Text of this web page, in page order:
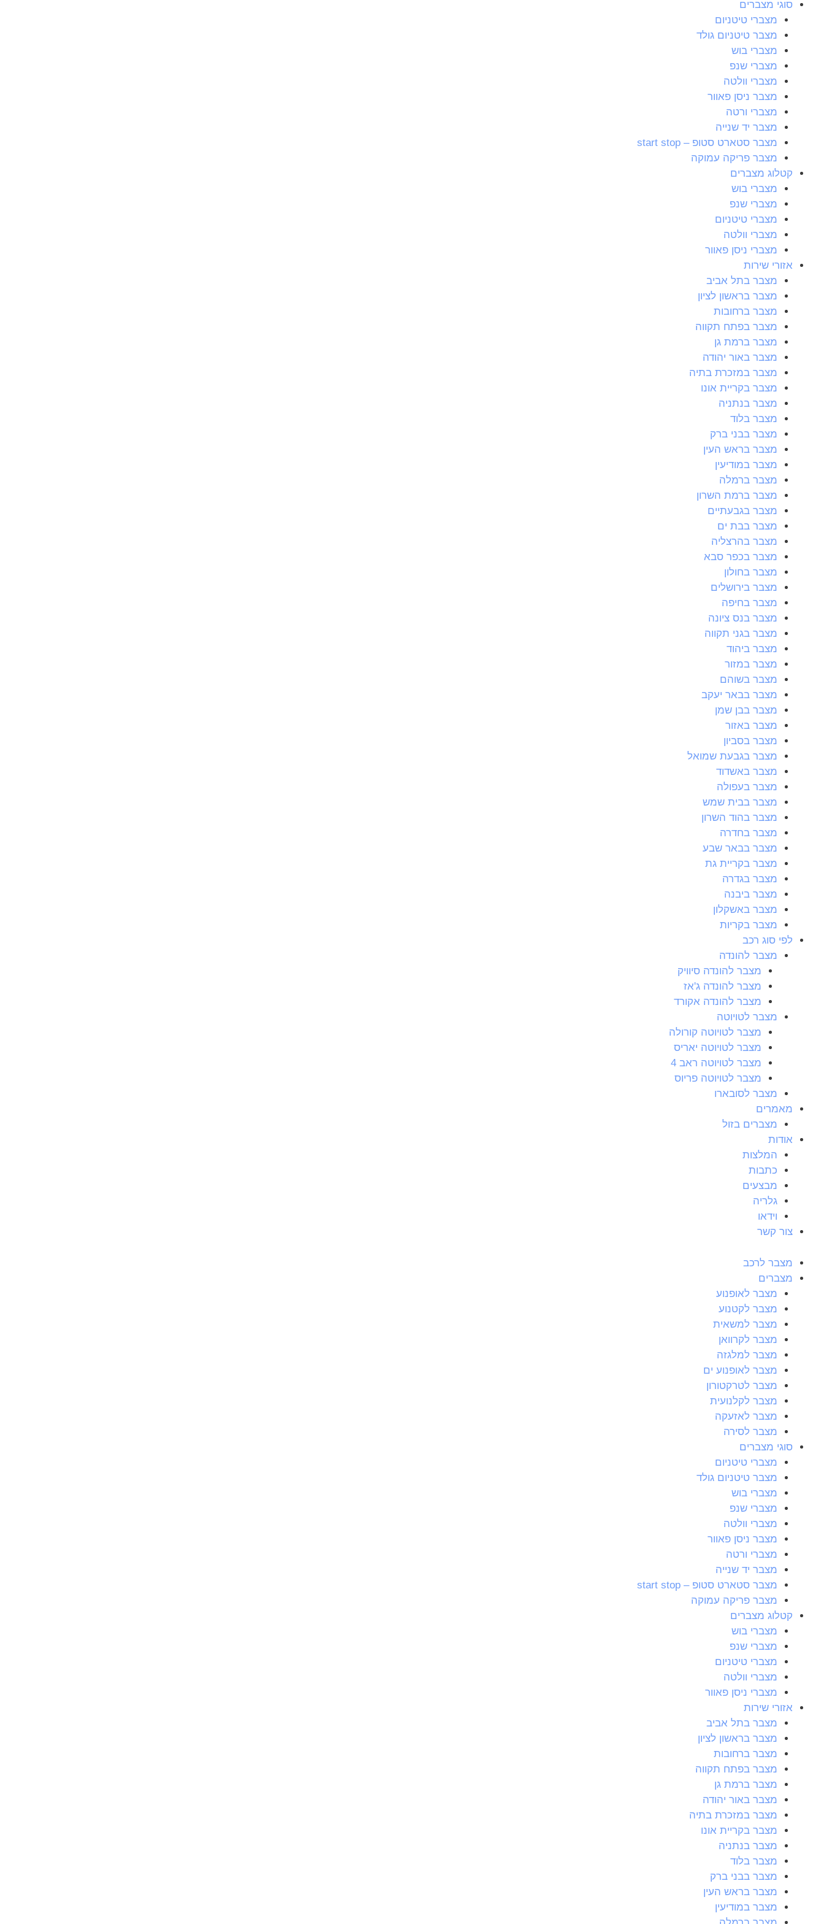
סוגי מצברים
מצברי טיטניום
מצבר טיטניום גולד
מצברי בוש
מצברי שנפ
מצברי וולטה
מצבר ניסן פאוור
מצברי ורטה
מצבר יד שנייה
מצבר סטארט סטופ – start stop
מצבר פריקה עמוקה
קטלוג מצברים
מצברי בוש
מצברי שנפ
מצברי טיטניום
מצברי וולטה
מצברי ניסן פאוור
אזורי שירות
מצבר בתל אביב
מצבר בראשון לציון
מצבר ברחובות
מצבר בפתח תקווה
מצבר ברמת גן
מצבר באור יהודה
מצבר במזכרת בתיה
מצבר בקריית אונו
מצבר בנתניה
מצבר בלוד
מצבר בבני ברק
מצבר בראש העין
מצבר במודיעין
מצבר ברמלה
מצבר ברמת השרון
מצבר בגבעתיים
מצבר בבת ים
מצבר בהרצליה
מצבר בכפר סבא
מצבר בחולון
מצבר בירושלים
מצבר בחיפה
מצבר בנס ציונה
מצבר בגני תקווה
מצבר ביהוד
מצבר במזור
מצבר בשוהם
מצבר בבאר יעקב
מצבר בבן שמן
מצבר באזור
מצבר בסביון
מצבר בגבעת שמואל
מצבר באשדוד
מצבר בעפולה
מצבר בבית שמש
מצבר בהוד השרון
מצבר בחדרה
מצבר בבאר שבע
מצבר בקריית גת
מצבר בגדרה
מצבר ביבנה
מצבר באשקלון
מצבר בקריות
לפי סוג רכב
מצבר להונדה
מצבר להונדה סיוויק
מצבר להונדה ג'אז
מצבר להונדה אקורד
מצבר לטויוטה
מצבר לטויוטה קורולה
מצבר לטויוטה יאריס
מצבר לטויוטה ראב 4
מצבר לטויוטה פריוס
מצבר לסובארו
מאמרים
מצברים בזול
אודות
המלצות
כתבות
מבצעים
גלריה
וידאו
צור קשר
מצבר לרכב
מצברים
מצבר לאופנוע
מצבר לקטנוע
מצבר למשאית
מצבר לקרוואן
מצבר למלגזה
מצבר לאופנוע ים
מצבר לטרקטורון
מצבר לקלנועית
מצבר לאזעקה
מצבר לסירה
סוגי מצברים
מצברי טיטניום
מצבר טיטניום גולד
מצברי בוש
מצברי שנפ
מצברי וולטה
מצבר ניסן פאוור
מצברי ורטה
מצבר יד שנייה
מצבר סטארט סטופ – start stop
מצבר פריקה עמוקה
קטלוג מצברים
מצברי בוש
מצברי שנפ
מצברי טיטניום
מצברי וולטה
מצברי ניסן פאוור
אזורי שירות
מצבר בתל אביב
מצבר בראשון לציון
מצבר ברחובות
מצבר בפתח תקווה
מצבר ברמת גן
מצבר באור יהודה
מצבר במזכרת בתיה
מצבר בקריית אונו
מצבר בנתניה
מצבר בלוד
מצבר בבני ברק
מצבר בראש העין
מצבר במודיעין